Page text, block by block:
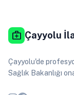
medical_services Çayyolu
Çayyolu'de
Sağlık Bakanlığı